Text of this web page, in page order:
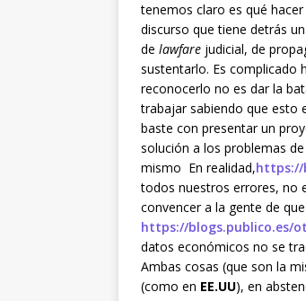
tenemos claro es qué
discurso que tiene detrás
de lawfare judicial, de
sustentarlo. Es complicado
reconocerlo no es dar la
trabajar sabiendo que esto
baste con presentar un
solución a los problemas
mismo En realidad,https://
todos nuestros errores, no
convencer a la gente de
https://blogs.publico.es/
datos económicos no se
Ambas cosas (que son la
(como en EE.UU), en